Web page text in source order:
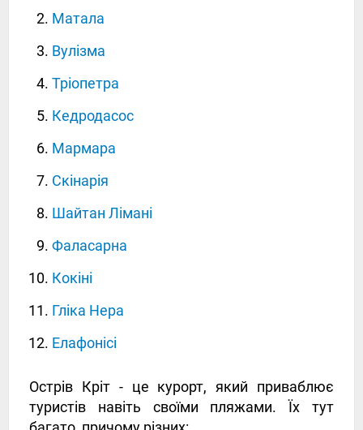
Матала
Вулізма
Тріопетра
Кедродасос
Мармара
Скінарія
Шайтан Лімані
Фаласарна
Кокіні
Гліка Нера
Елафонісі
Острів Кріт - це курорт, який приваблює
туристів навіть своїми пляжами. Їх тут